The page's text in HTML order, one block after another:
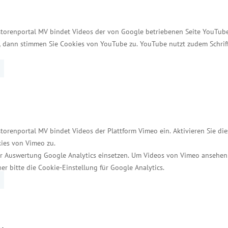
MV bindet Videos der von Google betriebenen Seite
dann stimmen Sie Cookies von YouTube zu. YouTube nutzt zudem
MV bindet Videos der Plattform Vimeo ein. Aktivieren Sie
von Vimeo zu.
Auswertung Google Analytics einsetzen. Um Videos von Vimeo
bitte die Cookie-Einstellung für Google Analytics.
des Kabinetts die Ansiedlung
erfolgt grundsätzlich durch das
Unternehmen strahlt in die Regionen aus.
auch regional verankerten